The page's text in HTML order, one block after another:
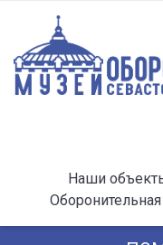
Наши